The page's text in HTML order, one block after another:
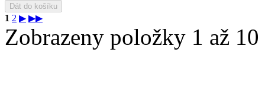
1 2 ▶ ▶▶
Zobrazeny položky 1 až